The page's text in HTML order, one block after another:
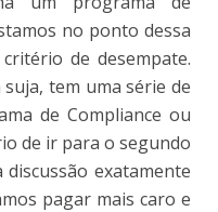
no ponto dessa
de desempate.
tem uma série de
de Compliance ou
de ir para o segundo
exatamente
pagar mais caro e